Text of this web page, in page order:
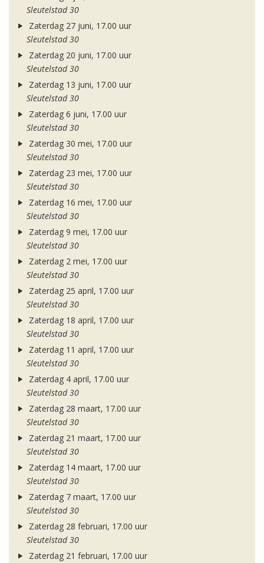
Sleutelstad 30
Zaterdag 27 juni, 17.00 uur
Sleutelstad 30
Zaterdag 20 juni, 17.00 uur
Sleutelstad 30
Zaterdag 13 juni, 17.00 uur
Sleutelstad 30
Zaterdag 6 juni, 17.00 uur
Sleutelstad 30
Zaterdag 30 mei, 17.00 uur
Sleutelstad 30
Zaterdag 23 mei, 17.00 uur
Sleutelstad 30
Zaterdag 16 mei, 17.00 uur
Sleutelstad 30
Zaterdag 9 mei, 17.00 uur
Sleutelstad 30
Zaterdag 2 mei, 17.00 uur
Sleutelstad 30
Zaterdag 25 april, 17.00 uur
Sleutelstad 30
Zaterdag 18 april, 17.00 uur
Sleutelstad 30
Zaterdag 11 april, 17.00 uur
Sleutelstad 30
Zaterdag 4 april, 17.00 uur
Sleutelstad 30
Zaterdag 28 maart, 17.00 uur
Sleutelstad 30
Zaterdag 21 maart, 17.00 uur
Sleutelstad 30
Zaterdag 14 maart, 17.00 uur
Sleutelstad 30
Zaterdag 7 maart, 17.00 uur
Sleutelstad 30
Zaterdag 28 februari, 17.00 uur
Sleutelstad 30
Zaterdag 21 februari, 17.00 uur